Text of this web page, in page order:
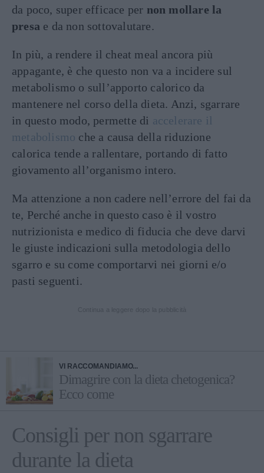
da poco, super efficace per non mollare la
presa e da non sottovalutare.
In più, a rendere il cheat meal ancora più
appagante, è che questo non va a incidere sul
metabolismo o sull’apporto calorico da
mantenere nel corso della dieta. Anzi, sgarrare
in questo modo, permette di accelerare il
metabolismo che a causa della riduzione
calorica tende a rallentare, portando di fatto
giovamento all’organismo intero.
Ma attenzione a non cadere nell’errore del fai da
te, Perché anche in questo caso è il vostro
nutrizionista e medico di fiducia che deve darvi
le giuste indicazioni sulla metodologia dello
sgarro e su come comportarvi nei giorni e/o
pasti seguenti.
VI RACCOMANDIAMO...
Dimagrire con la dieta chetogenica?
Ecco come
Consigli per non sgarrare
durante la dieta